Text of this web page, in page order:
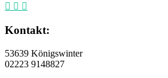
Kontakt:
53639 Königswinter
02223 9148827